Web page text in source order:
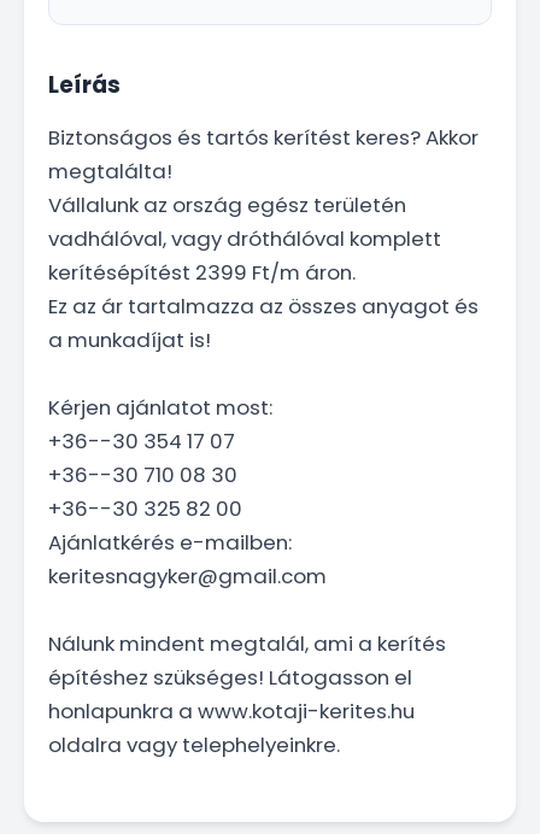
Leírás
Biztonságos és tartós kerítést keres? Akkor
megtalálta!
Vállalunk az ország egész területén
vadhálóval, vagy dróthálóval komplett
kerítésépítést 2399 Ft/m áron.
Ez az ár tartalmazza az összes anyagot és
a munkadíjat is!
Kérjen ajánlatot most:
+36--30 354 17 07
+36--30 710 08 30
+36--30 325 82 00
Ajánlatkérés e-mailben:
keritesnagyker@gmail.com
Nálunk mindent megtalál, ami a kerítés
építéshez szükséges! Látogasson el
honlapunkra a www.kotaji-kerites.hu
oldalra vagy telephelyeinkre.